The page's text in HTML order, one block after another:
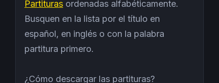
Partituras ordenadas alfabéticamente.
Busquen en la lista por el título en
español, en inglés o con la palabra
partitura primero.
¿Cómo descargar las partituras?